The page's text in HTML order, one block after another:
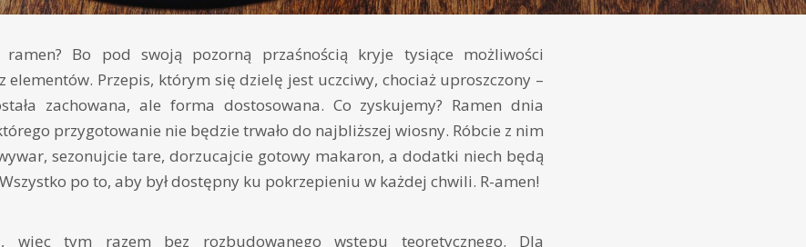
ramen? Bo pod swoją pozorną przaśnością kryje tysiące możliwości
elementów. Przepis, którym się dzielę jest uczciwy, chociaż uproszczony –
zachowana, ale forma dostosowana. Co zyskujemy? Ramen dnia
przygotowanie nie będzie trwało do najbliższej wiosny. Róbcie z nim
sezonujcie tare, dorzucajcie gotowy makaron, a dodatki niech będą
po to, aby był dostępny ku pokrzepieniu w każdej chwili. R-amen!
więc tym razem bez rozbudowanego wstępu teoretycznego. Dla